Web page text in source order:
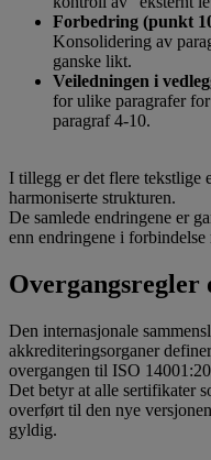
Forbedring (punkt
Konsolidering av
ganske likt.
Veiledningen i
for ulike paragrafer
paragraf 4-10.
I tillegg er det flere tekstlige
harmoniserte strukturen.
De samlede endringene er
enn endringene i
Den internasjonale
akkrediteringsorganer
overgangen til ISO
Det betyr at alle sertifikater
overført til den nye
gyldig.